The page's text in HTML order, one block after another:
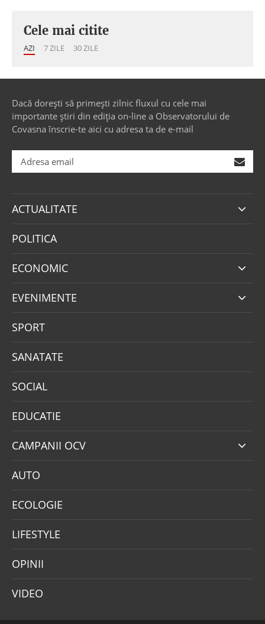
Cele mai citite
AZI 7 ZILE 30 ZILE
Dacă dorești să primești zilnic fluxul cu cele mai
importante știri din ediția on-line a Observatorului de
Covasna înscrie-te aici cu adresa ta de e-mail
ACTUALITATE
POLITICA
ECONOMIC
EVENIMENTE
SPORT
SANATATE
SOCIAL
EDUCATIE
CAMPANII OCV
AUTO
ECOLOGIE
LIFESTYLE
OPINII
VIDEO